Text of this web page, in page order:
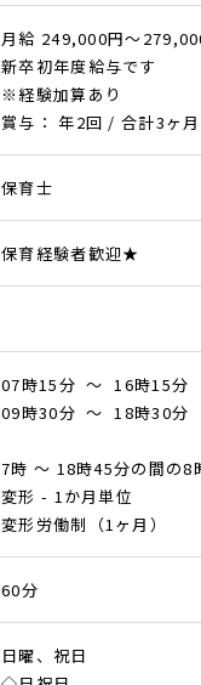
月給 249,000円～
新卒初年度給与です
※経験加算あり
賞与： 年2回 / 合計3ヶ月
保育士
保育経験者歓迎★
07時15分 ～ 16時15分
09時30分 ～ 18時30分
7時 ～ 18時45分の間の8
変形 - 1か月単位
変形労働制（1ヶ月）
60分
日曜、祝日